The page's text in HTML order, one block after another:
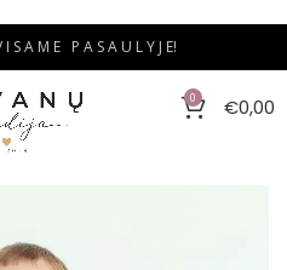
S A M E P A S A U L Y J E!
0 €0,00